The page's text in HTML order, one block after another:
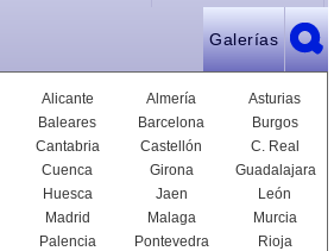
Galerías
Alicante Almería
Asturias
Baleares Barcelona
Burgos
Cantabria Castellón
C. Real
Cuenca Girona
Guadalajara
Huesca Jaen
León
Madrid Malaga
Murcia
Palencia Pontevedra
Rioja